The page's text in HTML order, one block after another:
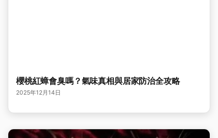
櫻桃紅蟑會臭嗎？氣味真相與居家防治全攻略
2025年12月14日